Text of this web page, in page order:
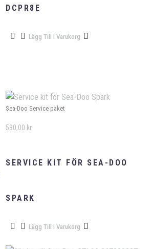
DCPR8E
Lägg Till I Varukorg
Sea-Doo Service paket
SERVICE KIT FÖR SEA-DOO
SPARK
590,00 kr
Lägg Till I Varukorg